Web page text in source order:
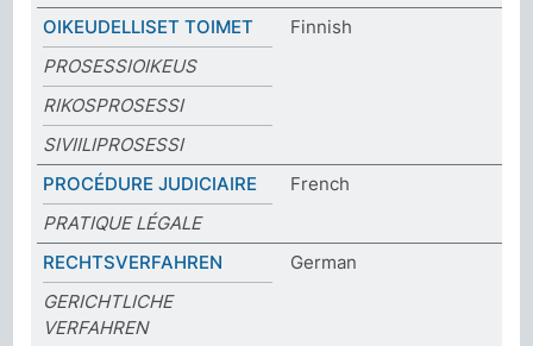
OIKEUDELLISET TOIMET
Finnish
PROSESSIOIKEUS
RIKOSPROSESSI
SIVIILIPROSESSI
PROCÉDURE JUDICIAIRE
French
PRATIQUE LÉGALE
RECHTSVERFAHREN
German
GERICHTLICHE
VERFAHREN